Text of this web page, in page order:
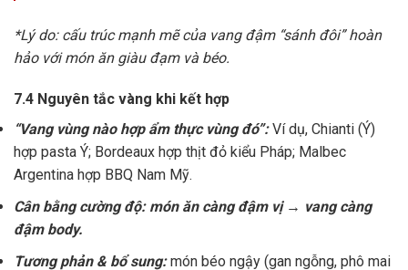
*Lý do: cấu trúc mạnh mẽ của vang đậm “sánh đôi” hoàn
hảo với món ăn giàu đạm và béo.
7.4 Nguyên tắc vàng khi kết hợp
“Vang vùng nào hợp ẩm thực vùng đó”:Ví dụ, Chianti (Ý)
hợp pasta Ý; Bordeaux hợp thịt đỏ kiểu Pháp; Malbec
Argentina hợp BBQ Nam Mỹ.
Cân bằng cường độ: món ăn càng đậm vị → vang càng
đậm body.
Tương phản & bổ sung:món béo ngậy (gan ngỗng, phô mai